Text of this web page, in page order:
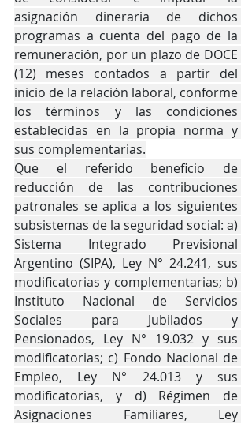
asignación dineraria de dichos
programas a cuenta del pago de la
remuneración, por un plazo de DOCE
(12) meses contados a partir del
inicio de la relación laboral, conforme
los términos y las condiciones
establecidas en la propia norma y
sus complementarias.
Que el referido beneficio de
reducción de las contribuciones
patronales se aplica a los siguientes
subsistemas de la seguridad social: a)
Sistema Integrado Previsional
Argentino (SIPA), Ley N° 24.241, sus
modificatorias y complementarias; b)
Instituto Nacional de Servicios
Sociales para Jubilados y
Pensionados, Ley N° 19.032 y sus
modificatorias; c) Fondo Nacional de
Empleo, Ley N° 24.013 y sus
modificatorias, y d) Régimen de
Asignaciones Familiares, Ley